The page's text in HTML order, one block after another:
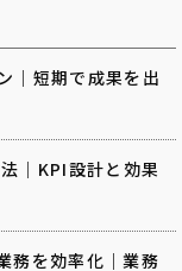
短期で成果を出
｜KPI設計と効果
を効率化｜業務